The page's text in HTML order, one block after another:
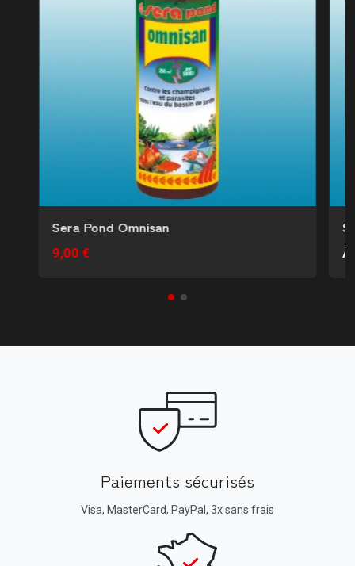
Sera Pond Omnisan
9,00 € À
Paiements sécurisés
Visa, MasterCard, PayPal, 3x sans frais